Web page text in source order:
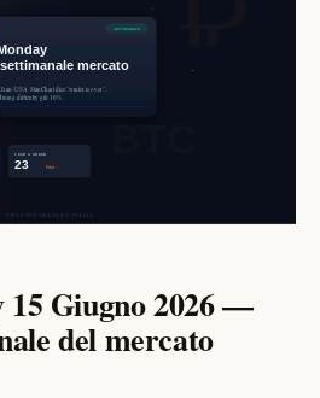
Giugno 2026 —
del mercato